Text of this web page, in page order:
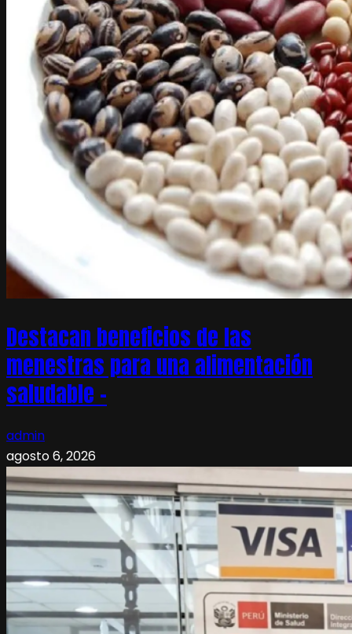
Destacan beneficios de las
menestras para una alimentación
saludable –
admin
agosto 6, 2026